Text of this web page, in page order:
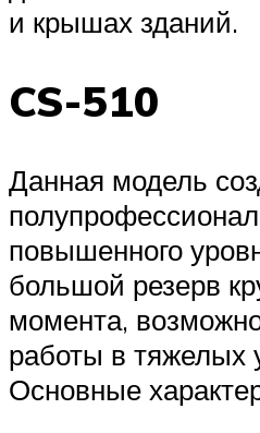
и крышах зданий.
CS-510
Данная модель
повышенного
большой резерв
момента,
работы в тяжелых
Основные